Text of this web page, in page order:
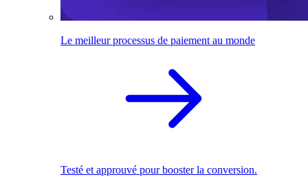
Le meilleur processus de paiement au monde
Testé et approuvé pour booster la conversion.